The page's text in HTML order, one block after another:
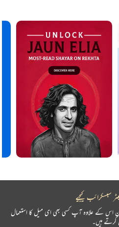
سبسکرائب کیجیے
اس کے علاوہ آپ کسی بھی ای میل کا استعمال
کرتے ہیں۔